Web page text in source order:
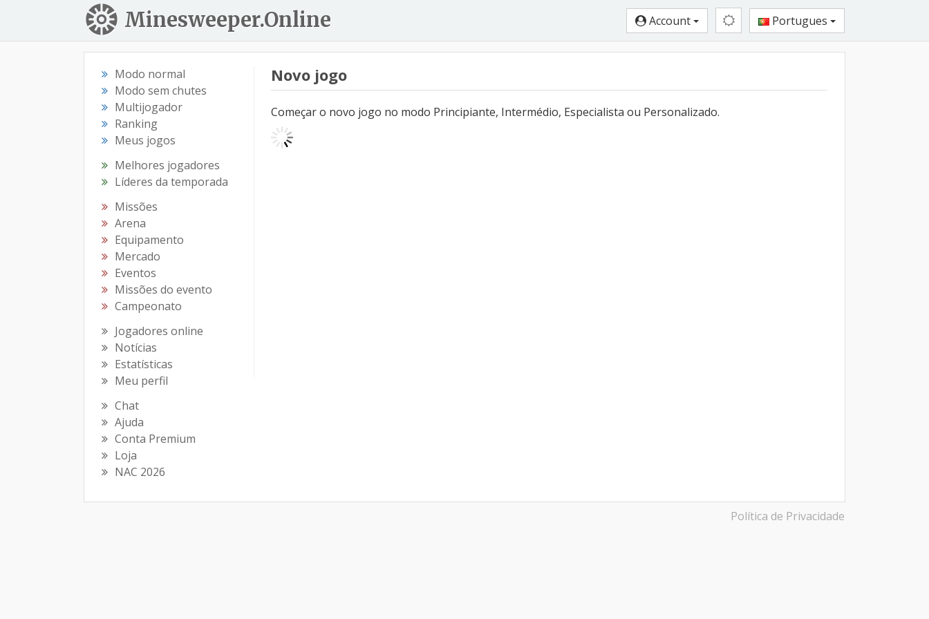
Minesweeper.Online Account Portugues
Modo normal
Modo sem chutes
Multijogador
Ranking
Meus jogos
Melhores jogadores
Líderes da temporada
Missões
Arena
Equipamento
Mercado
Eventos
Missões do evento
Campeonato
Jogadores online
Notícias
Estatísticas
Meu perfil
Chat
Ajuda
Conta Premium
Loja
NAC 2026
Novo jogo
Começar o novo jogo no modo Principiante, Intermédio, Especialista ou Personalizado.
Política de Privacidade